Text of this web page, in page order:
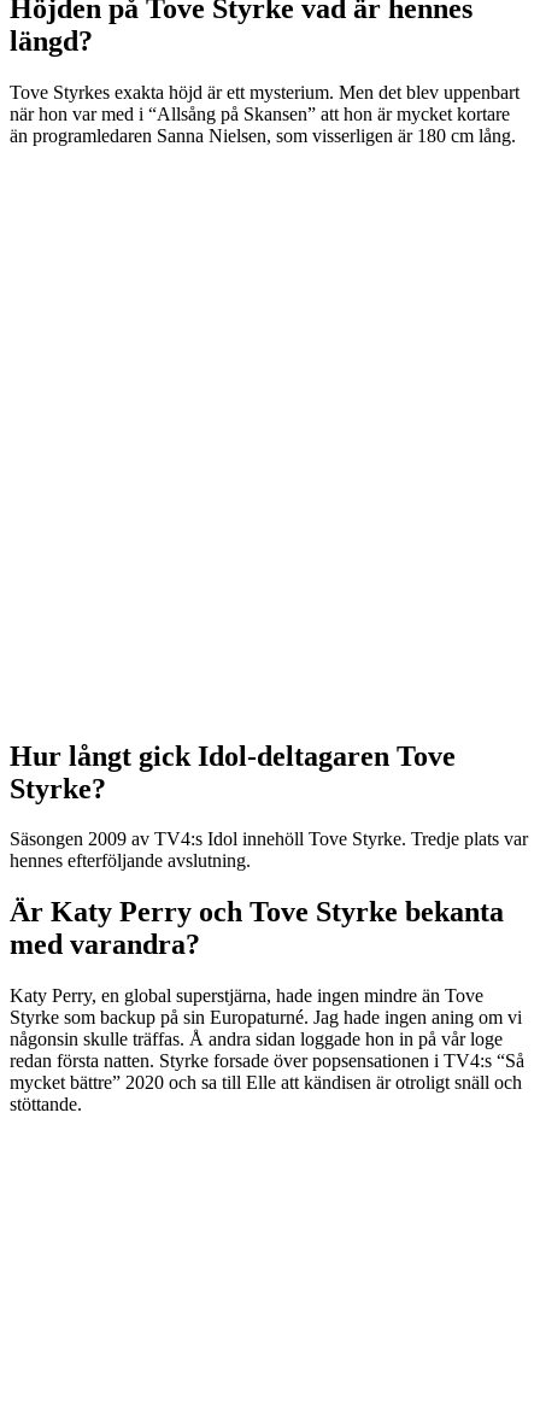
Höjden på Tove Styrke vad är hennes
längd?
Tove Styrkes exakta höjd är ett mysterium. Men det blev uppenbart
när hon var med i “Allsång på Skansen” att hon är mycket kortare
än programledaren Sanna Nielsen, som visserligen är 180 cm lång.
Hur långt gick Idol-deltagaren Tove
Styrke?
Säsongen 2009 av TV4:s Idol innehöll Tove Styrke. Tredje plats var
hennes efterföljande avslutning.
Är Katy Perry och Tove Styrke bekanta
med varandra?
Katy Perry, en global superstjärna, hade ingen mindre än Tove
Styrke som backup på sin Europaturné. Jag hade ingen aning om vi
någonsin skulle träffas. Å andra sidan loggade hon in på vår loge
redan första natten. Styrke forsade över popsensationen i TV4:s “Så
mycket bättre” 2020 och sa till Elle att kändisen är otroligt snäll och
stöttande.